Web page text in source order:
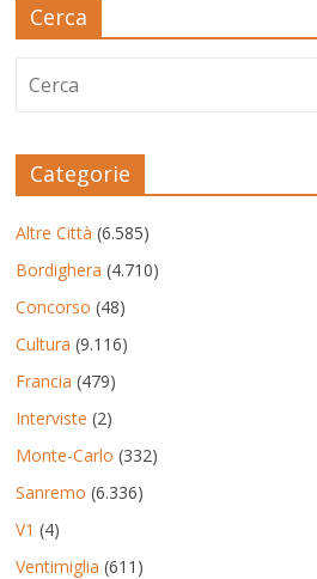
Cerca
Categorie
Altre Città (6.585)
Bordighera (4.710)
Concorso (48)
Cultura (9.116)
Francia (479)
Interviste (2)
Monte-Carlo (332)
Sanremo (6.336)
V1 (4)
Ventimiglia (611)